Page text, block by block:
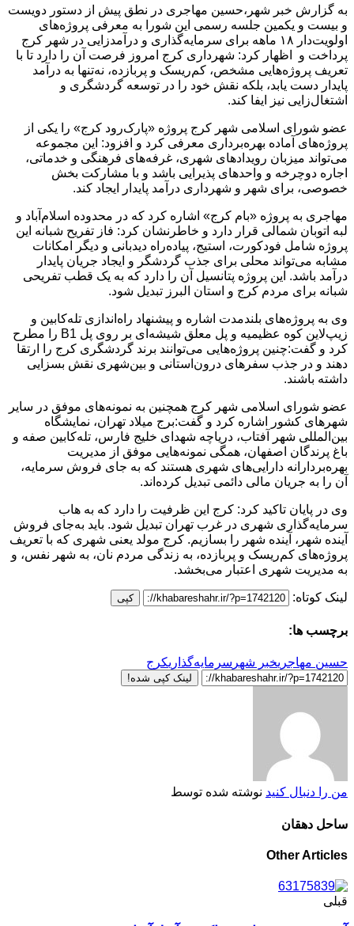
به گزارش خبر شهر،حسین مهاجری در نطق پیش از دستور دویست
و بیست و یکمین جلسه رسمی این شورا به معرفی پروژه‌های
اولویت‌دار ۱۸ ماهه برای سرمایه‌گذاری و درآمدزایی در شهر کرج
پرداخت و اظهار کرد: شهرداری کرج امروز فرصت آن را دارد تا با
تعریف پروژه‌هایی مشخص، کم‌ریسک و پربازده، نه‌تنها به درآمد
پایدار دست یابد، بلکه نقش خود را در توسعه گردشگری و
اشتغال‌زایی نیز ایفا کند.
عضو شورای اسلامی شهر کرج پروژه «پارک‌رود کرج» را یکی از
پروژه‌های آماده بهره‌برداری معرفی کرد و افزود: این مجموعه
می‌تواند میزبان رویدادهای شهری، غرفه‌های فرهنگی و خدماتی،
اجاره دوچرخه و واحدهای پذیرایی باشد و با مشارکت بخش
خصوصی، برای شهر و شهرداری درآمد پایدار ایجاد کند.
مهاجری به پروژه «بام کرج» اشاره کرد که در محدوده اسلام‌آباد و
لبه اتوبان شمالی قرار دارد و خاطرنشان کرد: فاز تفریح شبانه این
پروژه شامل فودکورت، استیج، پیاده‌راه دیدبانی و دیگر امکانات
مشابه می‌تواند محلی برای جذب گردشگر و ایجاد جریان پایدار
درآمد باشد. این پروژه پتانسیل آن را دارد که به یک قطب تفریحی
شبانه برای مردم کرج و استان البرز تبدیل شود.
وی به پروژه‌های بلندمدت اشاره و پیشنهاد راه‌اندازی تله‌کابین و
زیپ‌لاین کوه عظیمیه و پل معلق شیشه‌ای بر روی پل B1 را مطرح
کرد و گفت:چنین پروژه‌هایی می‌توانند برند گردشگری کرج را ارتقا
دهند و در جذب سفرهای درون‌استانی و بین‌شهری نقش بسزایی
داشته باشند.
عضو شورای اسلامی شهر کرج همچنین به نمونه‌های موفق در سایر
شهرهای کشور اشاره کرد و گفت:برج میلاد تهران، نمایشگاه
بین‌المللی شهر آفتاب، دریاچه شهدای خلیج فارس، تله‌کابین صفه و
باغ پرندگان اصفهان، همگی نمونه‌هایی موفق از مدیریت
بهره‌بردارانه دارایی‌های شهری هستند که به جای فروش سرمایه،
آن را به جریان مالی دائمی تبدیل کرده‌اند.
وی در پایان تاکید کرد: کرج این ظرفیت را دارد که به هاب
سرمایه‌گذاری شهری در غرب تهران تبدیل شود. باید به‌جای فروش
آینده شهر، آینده شهر را بسازیم. کرج مولد یعنی شهری که با تعریف
پروژه‌های کم‌ریسک و پربازده، به زندگی مردم نان، به شهر نفس، و
به مدیریت شهری اعتبار می‌بخشد.
لینک کوتاه: کپی
برچسب ها:
حسین مهاجریخبر شهر سرمایه‌گذاریکرج
لینک کپی شده!
من را دنبال کنید نوشته شده توسط
ساحل دهقان
Other Articles
قبلی